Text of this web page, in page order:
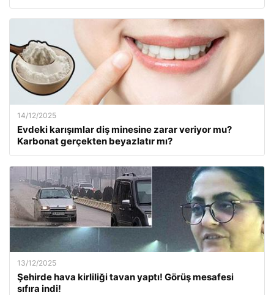
14/12/2025
Evdeki karışımlar diş minesine zarar veriyor mu?
Karbonat gerçekten beyazlatır mı?
13/12/2025
Şehirde hava kirliliği tavan yaptı! Görüş mesafesi
sıfıra indi!